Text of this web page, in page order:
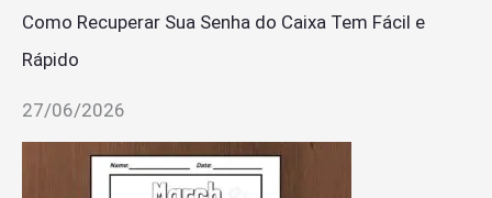
Como Recuperar Sua Senha do Caixa Tem Fácil e
Rápido
27/06/2026